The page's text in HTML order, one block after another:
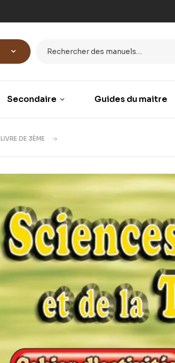
Secondaire Guides du maitre
LIVRE DE 3ÈME